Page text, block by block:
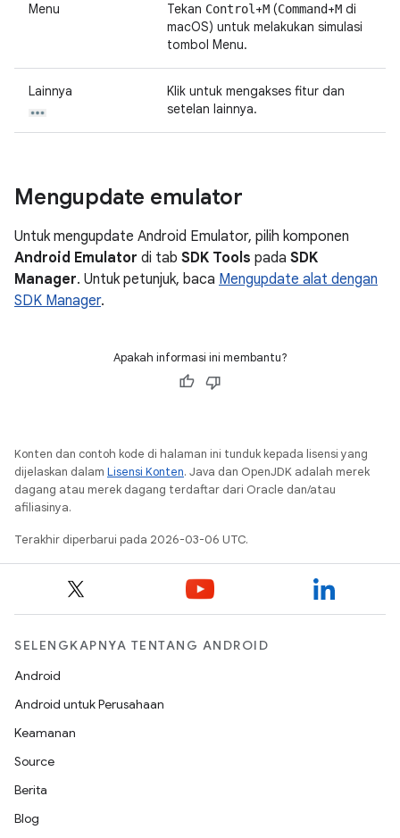
Menu Tekan Control +M (Command+M di
macOS) untuk melakukan simulasi
tombol Menu.
Lainnya
Klik untuk mengakses fitur dan
setelan lainnya.
Mengupdate emulator
Untuk mengupdate Android Emulator, pilih komponen
Android Emulator di tab SDK Tools pada SDK
Manager. Untuk petunjuk, baca Mengupdate alat dengan
SDK Manager.
Apakah informasi ini membantu?
Konten dan contoh kode di halaman ini tunduk kepada lisensi yang
dijelaskan dalam Lisensi Konten. Java dan OpenJDK adalah merek
dagang atau merek dagang terdaftar dari Oracle dan/atau
afiliasinya.
Terakhir diperbarui pada 2026-03-06 UTC.
SELENGKAPNYA TENTANG ANDROID
Android
Android untuk Perusahaan
Keamanan
Source
Berita
Blog